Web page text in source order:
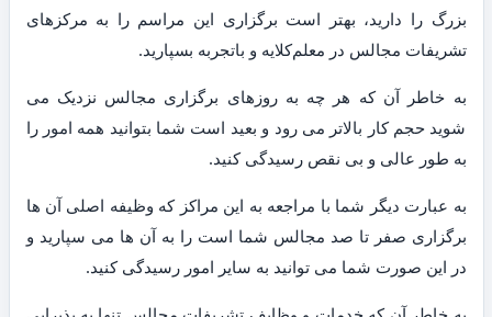
بزرگ را دارید، بهتر است برگزاری این مراسم را به مرکزهای
تشریفات مجالس در معلم‌کلایه و باتجربه بسپارید.
به خاطر آن که هر چه به روزهای برگزاری مجالس نزدیک می
شوید حجم کار بالاتر می رود و بعید است شما بتوانید همه امور را
به طور عالی و بی نقص رسیدگی کنید.
به عبارت دیگر شما با مراجعه به این مراکز که وظیفه اصلی آن ها
برگزاری صفر تا صد مجالس شما است را به آن ها می سپارید و
در این صورت شما می توانید به سایر امور رسیدگی کنید.